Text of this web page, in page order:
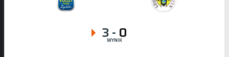
3- 0
WYNIK